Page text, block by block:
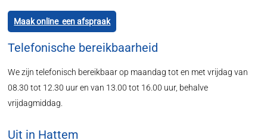
Maak online een afspraak
Telefonische bereikbaarheid
We zijn telefonisch bereikbaar op maandag tot en met vrijdag van
08.30 tot 12.30 uur en van 13.00 tot 16.00 uur, behalve
vrijdagmiddag.
Uit in Hattem